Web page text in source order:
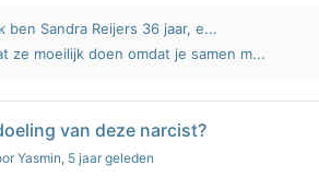
ben Sandra Reijers 36 jaar, e...
ze moeilijk doen omdat je samen m...
van deze narcist?
Yasmin, 5 jaar geleden